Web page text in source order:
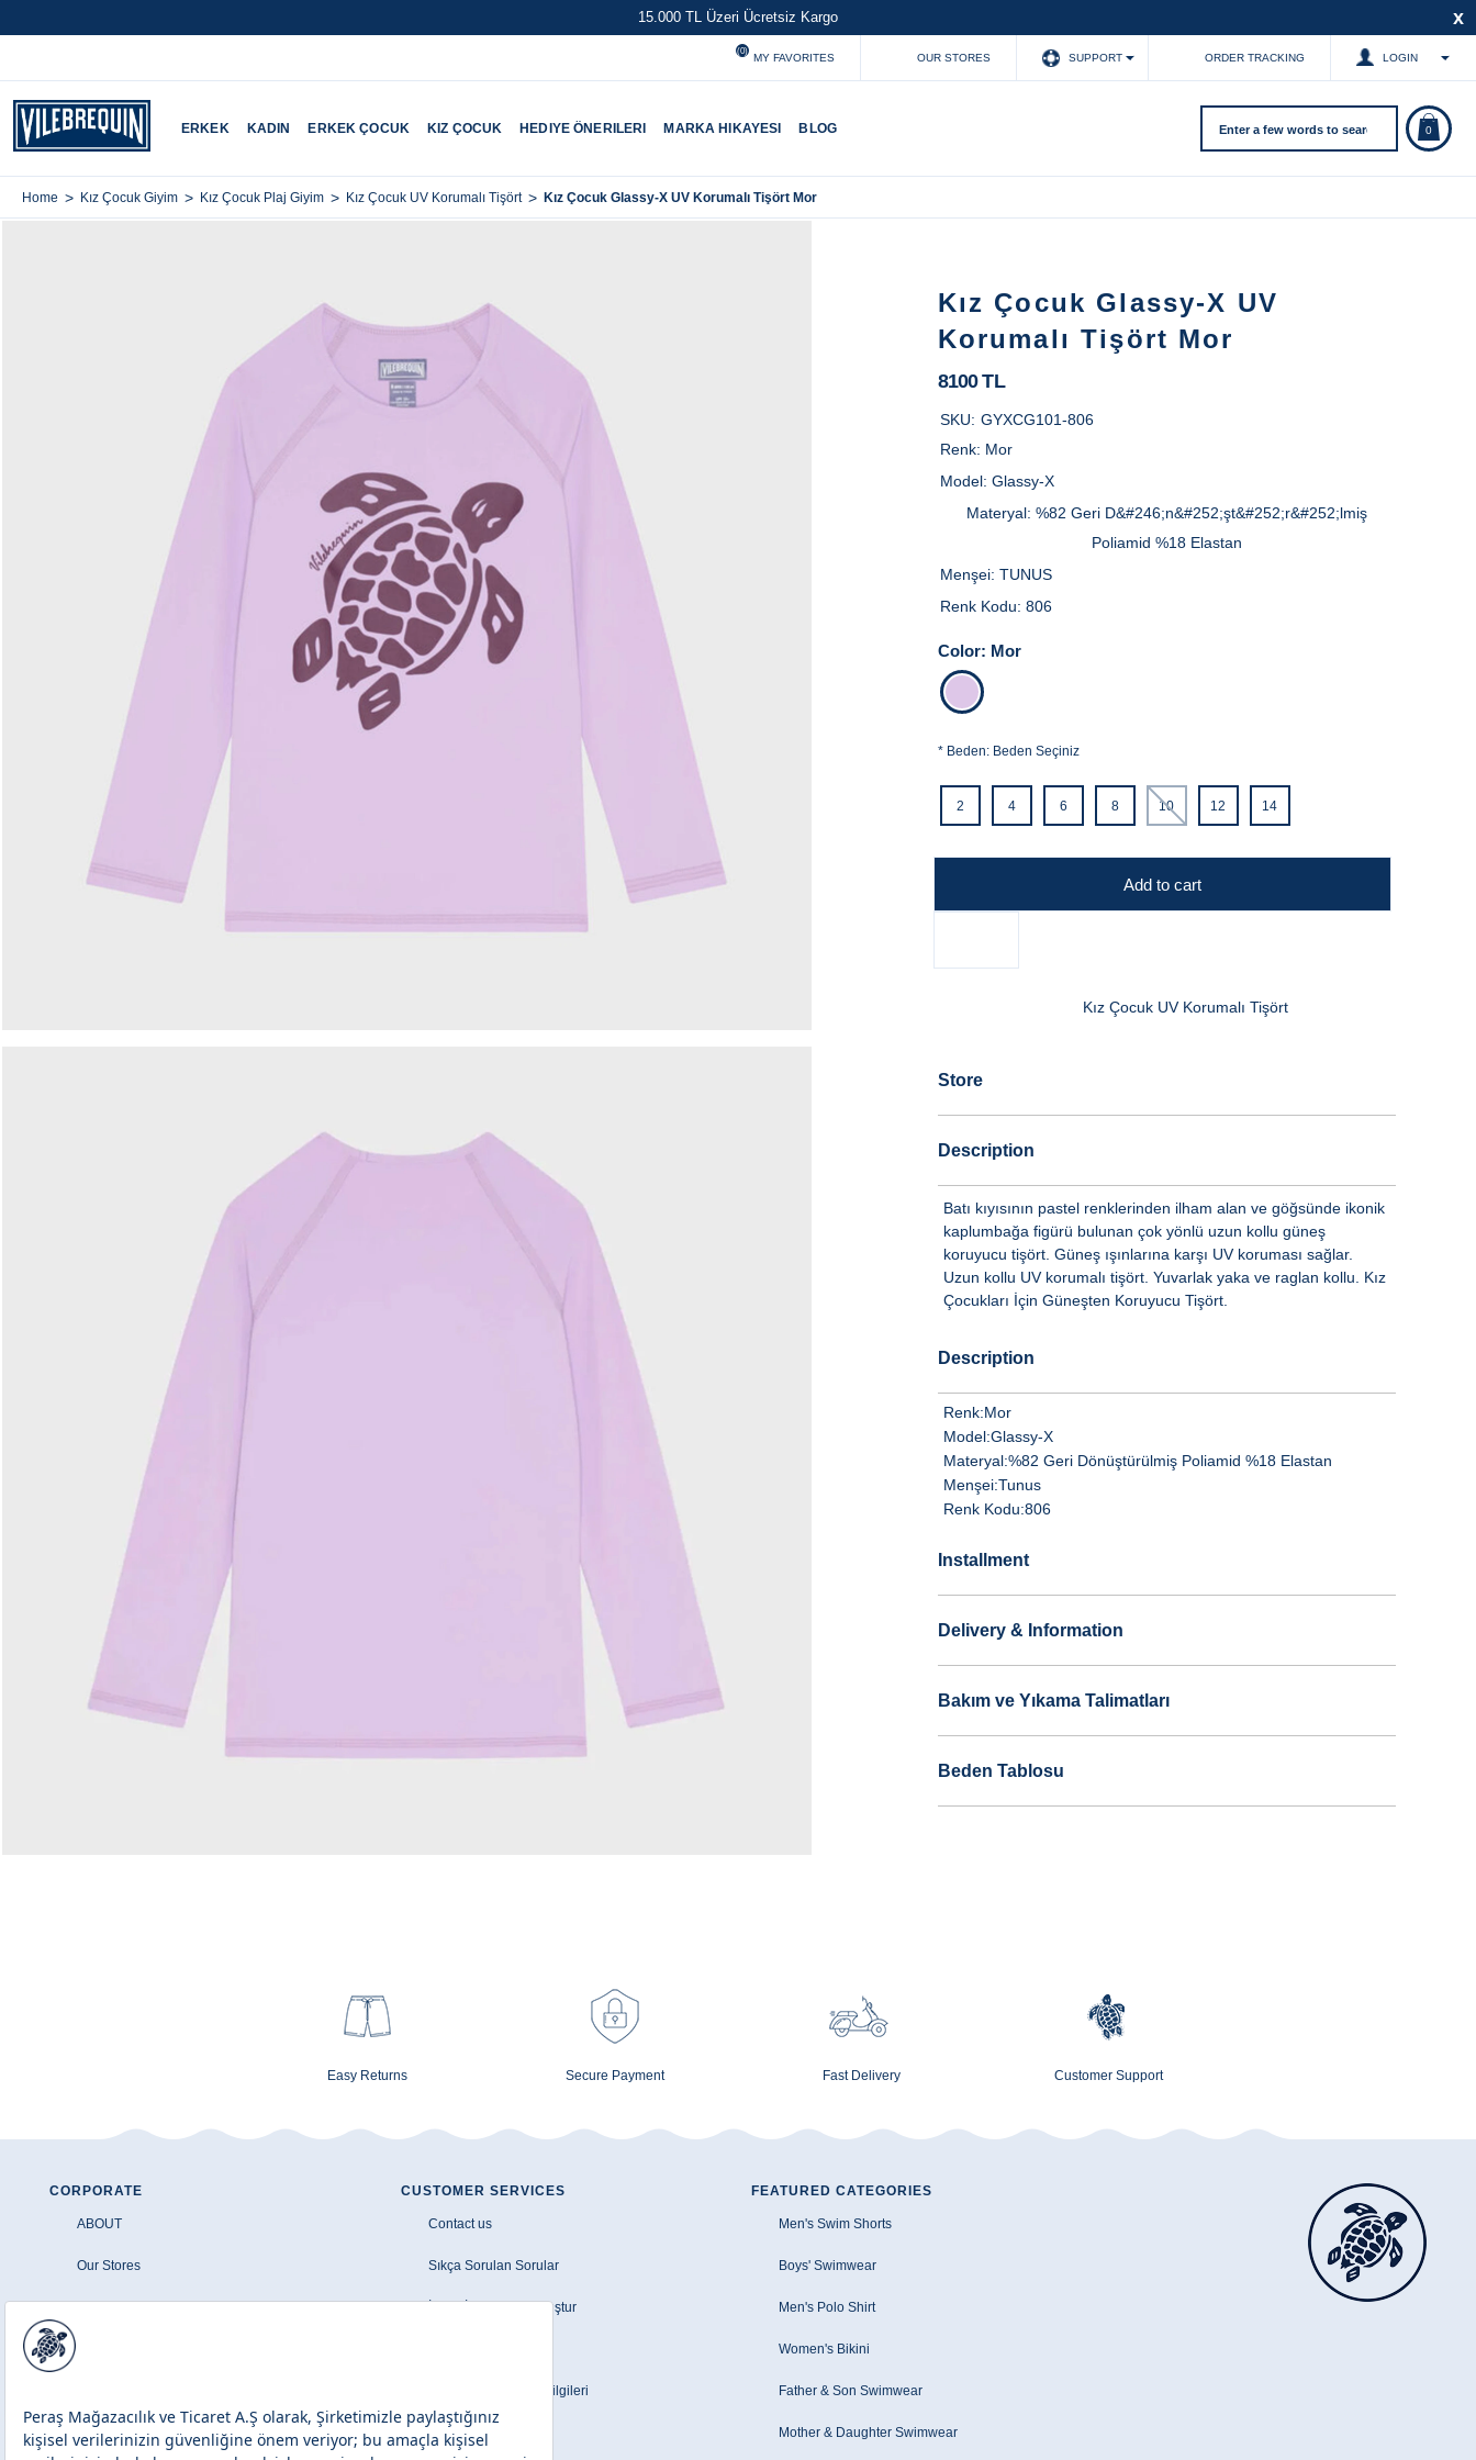
15.000 TL Üzeri Ücretsiz Kargo x
MY FAVORITES
(0)
OUR STORES SUPPORT ORDER TRACKING LOGIN
ERKEK KADIN ERKEK ÇOCUK KIZ ÇOCUK HEDIYE ÖNERILERI MARKA HIKAYESI BLOG 0
Home > Kız Çocuk Giyim > Kız Çocuk Plaj Giyim > Kız Çocuk UV Korumalı Tişört > Kız Çocuk Glassy-X UV Korumalı Tişört Mor
Kız Çocuk Glassy-X UV
Korumalı Tişört Mor
8100 TL
SKU: GYXCG101-806
Renk: Mor
Model:Glassy-X
Materyal: %82 Geri D&#246;n&#252;şt&#252;r&#252;lmiş
Poliamid %18 Elastan
Menşei:TUNUS
Renk Kodu:806
Color: Mor
*Beden: Beden Seçiniz
2 4 6 8 10 12 14
Add to cart
Kız Çocuk UV Korumalı Tişört
Store
Description
Batı kıyısının pastel renklerinden ilham alan ve göğsünde ikonik
kaplumbağa figürü bulunan çok yönlü uzun kollu güneş
koruyucu tişört. Güneş ışınlarına karşı UV koruması sağlar.
Uzun kollu UV korumalı tişört. Yuvarlak yaka ve raglan kollu. Kız
Çocukları İçin Güneşten Koruyucu Tişört.
Description
Renk:Mor
Model:Glassy-X
Materyal:%82 Geri Dönüştürülmiş Poliamid %18 Elastan
Menşei:Tunus
Renk Kodu:806
Installment
Delivery & Information
Bakım ve Yıkama Talimatları
Beden Tablosu
Easy Returns Secure Payment Fast Delivery Customer Support
CORPORATE
ABOUT
Our Stores
Site Haritası
CUSTOMER SERVICES
Contact us
Sıkça Sorulan Sorular
İptal - İade Talebi Oluştur
Banka Havale/EFT Bilgileri
FEATURED CATEGORIES
Men's Swim Shorts
Boys' Swimwear
Men's Polo Shirt
Women's Bikini
Father & Son Swimwear
Mother & Daughter Swimwear